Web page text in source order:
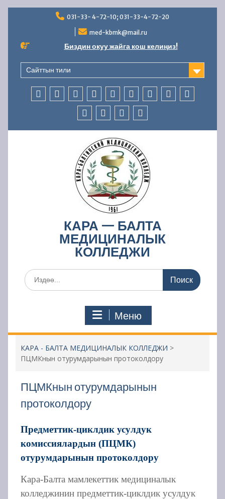
031-33- 4-72-10; 031-33-4-72-20
med-kbmk@mail.ru
Биздин окуу жайга кош келиңиз!
Сайттын тили
КОЛЛЕДЖ
ЖӨНҮНДӨ
АБИТУРИЕНТТЕРГЕ
СТУДЕНТТЕРГЕ
МАМЛЕКЕТТИК
АККРЕДИТАЦИЯ
ББСК
БӨЛҮМҮ
УСУЛДУК
ИШ
БӨЛҮМҮЧАРБАЛЫК
ИШМЕРДҮҮЛҮК
КАРА — БАЛТА
МЕДИЦИНАЛЫК
КОЛЛЕДЖИ
Поиск
по:
Меню
КАРА - БАЛТА МЕДИЦИНАЛЫК КОЛЛЕДЖИ >
ПЦМКнын отурумдарынын протоколдору
ПЦМКнын отурумдарынын
протоколдору
Предметтик-циклдик усулдук
комиссиялардын (ПЦМК)
отурумдарынын протоколдору
Кара-Балта мамлекеттик медициналык
колледжинин предметтик-циклдик усулдук